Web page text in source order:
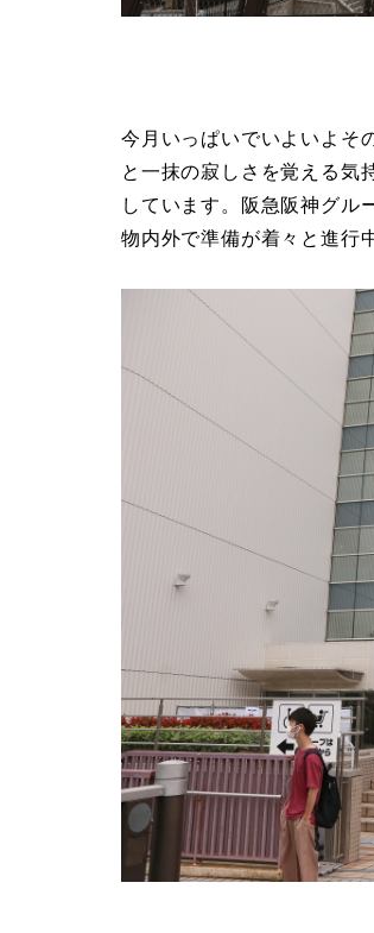
今月いっぱいでいよいよそ
と一抹の寂しさを覚える気
しています。阪急阪神グル
物内外で準備が着々と進行